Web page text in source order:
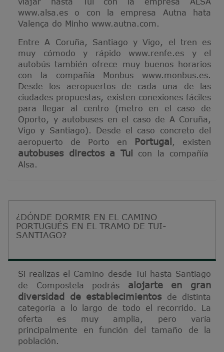
www.alsa.es o con la empresa Autna hata
Valença do Minho www.autna.com.
Entre A Coruña, Santiago y Vigo, el tren es
muy cómodo y rápido www.renfe.es y el
autobús también ofrece muy buenos horarios
con la compañía Monbus www.monbus.es.
Desde los aeropuertos de cada una de las
ciudades propuestas, existen conexiones fáciles
para llegar al centro (metro en el caso de
Oporto, y autobuses en el caso de A Coruña,
Vigo y Santiago). Desde el caso concreto del
aeropuerto de Porto en
Portugal , existen
autobuses directos a Tui
con la compañía
Alsa.
¿DÓNDE DORMIR EN EL CAMINO
PORTUGUÉS EN EL TRAMO DE TUI-
SANTIAGO?
Si realizas el Camino desde Tui hasta Santiago
de Compostela podrás alojarte en gran
diversidad de establecimientosde distinta
categoría a lo largo de todo el recorrido. La
oferta es muy amplia, pero varía
principalmente en función del tamaño de la
población.